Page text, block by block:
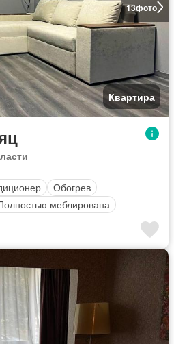
13фото
Квартира
Обогрев
меблирована